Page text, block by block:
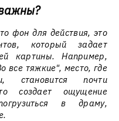
фон для действия, это
который задает
картины. Например,
все тяжкие", место, где
становится почти
создает ощущение
в драму,